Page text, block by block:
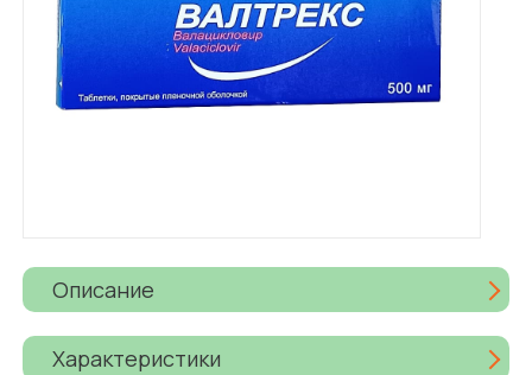
Описание
Характеристики